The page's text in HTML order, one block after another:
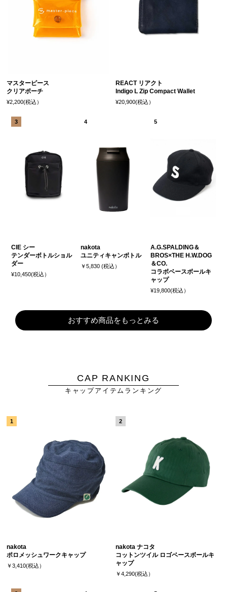
マスターピース
クリアポーチ
¥2,200(税込）
REACT リアクト
Indigo L Zip Compact Wallet
¥20,900(税込）
CIE シー
テンダーボトルショル
ダー
¥10,450(税込）
nakota
ユニティキャンボトル
￥5,830 (税込）
A.G.SPALDING＆
BROS×THE H.W.DOG
＆CO.
コラボベースボールキ
ャップ
¥19,800(税込）
おすすめ商品をもっとみる
CAP RANKING
キャップアイテムランキング
nakota
ポロメッシュワークキャップ
￥3,410(税込）
nakota ナコタ
コットンツイル ロゴベースボールキ
ャップ
￥4,290(税込）